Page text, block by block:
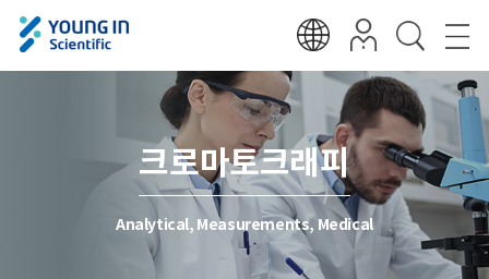
크로마토크래피
Analytical, Measurements, Medical